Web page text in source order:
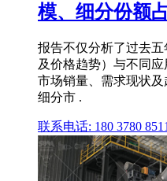
模、细分份额
报告不仅分析了过去
及价格趋势）与不同
市场销量、需求现状
细分市 .
联系电话: 180 3780 8511